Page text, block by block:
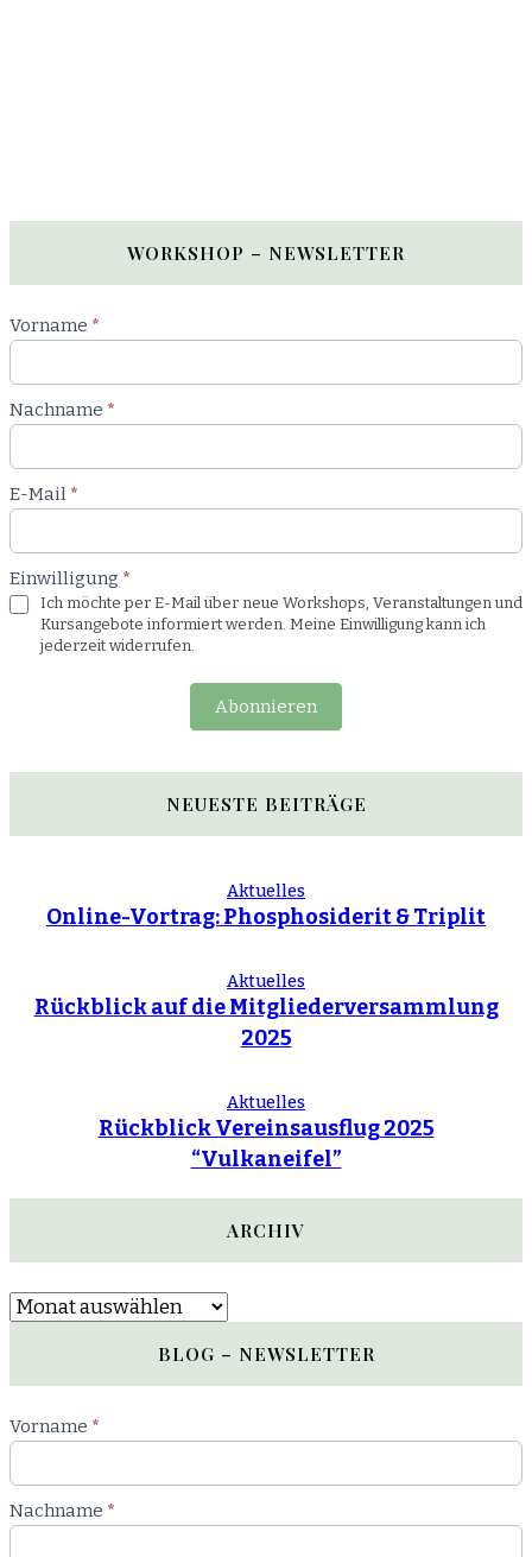
WORKSHOP – NEWSLETTER
Newsletter
Workshop
Vorname *
Nachname *
E-Mail *
Einwilligung *
Ich möchte per E-Mail über neue Workshops, Veranstaltungen und
Kursangebote informiert werden. Meine Einwilligung kann ich
jederzeit widerrufen.
Abonnieren
NEUESTE BEITRÄGE
Aktuelles
Online-Vortrag: Phosphosiderit & Triplit
Aktuelles
Rückblick auf die Mitgliederversammlung
2025
Aktuelles
Rückblick Vereinsausflug 2025
“Vulkaneifel”
ARCHIV
Archiv
BLOG – NEWSLETTER
Newsletter
Blog
Vorname *
Nachname *